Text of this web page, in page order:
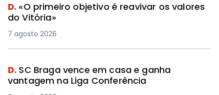
D. «O primeiro objetivo é reavivar os valores
do Vitória»
7 agosto 2026
D. SC Braga vence em casa e ganha
vantagem na Liga Conferência